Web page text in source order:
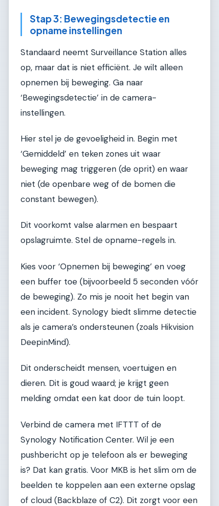
Stap 3: Bewegingsdetectie en
opname instellingen
Standaard neemt Surveillance Station alles
op, maar dat is niet efficiënt. Je wilt alleen
opnemen bij beweging. Ga naar
‘Bewegingsdetectie’ in de camera-
instellingen.
Hier stel je de gevoeligheid in. Begin met
‘Gemiddeld’ en teken zones uit waar
beweging mag triggeren (de oprit) en waar
niet (de openbare weg of de bomen die
constant bewegen).
Dit voorkomt valse alarmen en bespaart
opslagruimte. Stel de opname-regels in.
Kies voor ‘Opnemen bij beweging’ en voeg
een buffer toe (bijvoorbeeld 5 seconden vóór
de beweging). Zo mis je nooit het begin van
een incident. Synology biedt slimme detectie
als je camera’s ondersteunen (zoals Hikvision
DeepinMind).
Dit onderscheidt mensen, voertuigen en
dieren. Dit is goud waard; je krijgt geen
melding omdat een kat door de tuin loopt.
Verbind de camera met IFTTT of de
Synology Notification Center. Wil je een
pushbericht op je telefoon als er beweging
is? Dat kan gratis. Voor MKB is het slim om de
beelden te koppelen aan een externe opslag
of cloud (Backblaze of C2). Dit zorgt voor een